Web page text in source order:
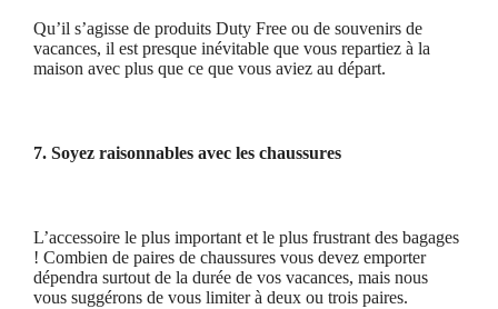
Qu’il s’agisse de produits Duty Free ou de souvenirs de
vacances, il est presque inévitable que vous repartiez à la
maison avec plus que ce que vous aviez au départ.
7. Soyez raisonnables avec les chaussures
L’accessoire le plus important et le plus frustrant des bagages
! Combien de paires de chaussures vous devez emporter
dépendra surtout de la durée de vos vacances, mais nous
vous suggérons de vous limiter à deux ou trois paires.